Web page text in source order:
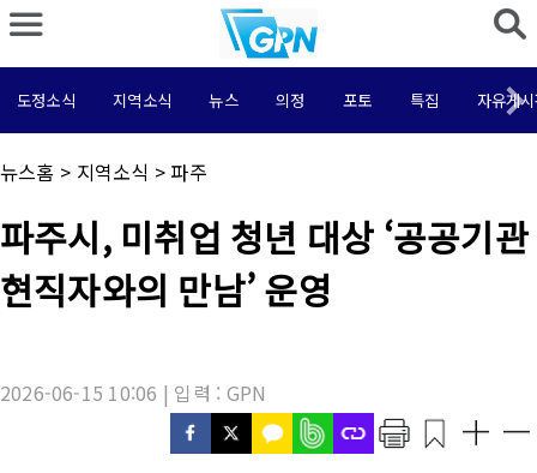
도정소식 지역소식 뉴스 의정 포토 특집 자유게
채
널
:
뉴스홈 > 지역소식 > 파주
기
사
목
파주시, 미취업 청년 대상 ‘공공기관
현직자와의 만남’ 운영
2026-06-15 10:06 | 입력 : GPN